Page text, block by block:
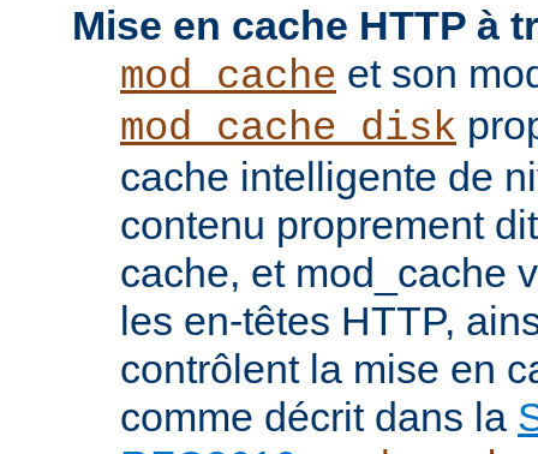
Mise en cache HTTP à
mod_cache et son
mod_cache_disk
cache intelligente de
contenu proprement
cache, et mod_cache
les en-têtes HTTP,
contrôlent la mise en
comme décrit dans la